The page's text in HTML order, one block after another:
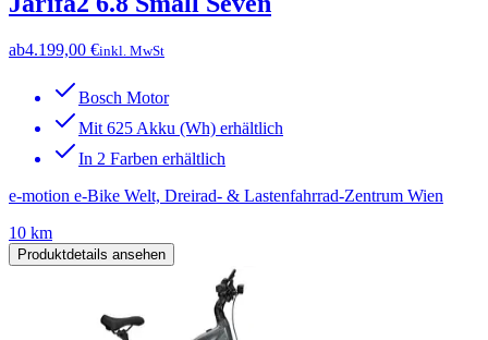
ab4.199,00 €inkl. MwSt
Bosch Motor
Mit 625 Akku (Wh) erhältlich
In 2 Farben erhältlich
e-motion e-Bike Welt, Dreirad- & Lastenfahrrad-Zentrum Wien
10 km
Produktdetails ansehen